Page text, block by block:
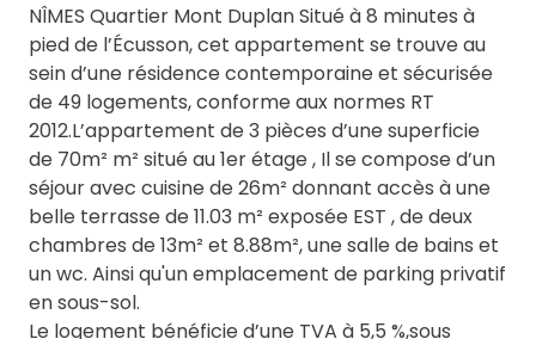
NÎMES Quartier Mont Duplan Situé à 8 minutes à
pied de l’Écusson, cet appartement se trouve au
sein d’une résidence contemporaine et sécurisée
de 49 logements, conforme aux normes RT
2012.L’appartement de 3 pièces d’une superficie
de 70m² m² situé au 1er étage , Il se compose d’un
séjour avec cuisine de 26m² donnant accès à une
belle terrasse de 11.03 m² exposée EST , de deux
chambres de 13m² et 8.88m², une salle de bains et
un wc. Ainsi qu'un emplacement de parking privatif
en sous-sol.
Le logement bénéficie d’une TVA à 5,5 %,sous